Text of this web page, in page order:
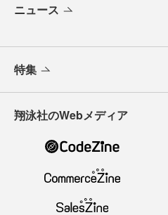
ニュース
特集
翔泳社のWebメディア